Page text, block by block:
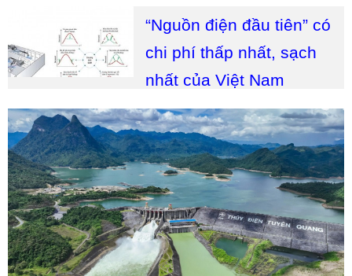
“Nguồn điện đầu tiên” có
chi phí thấp nhất, sạch
nhất của Việt Nam